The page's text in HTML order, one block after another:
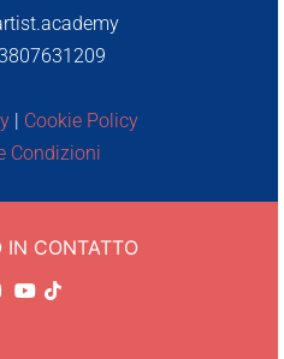
| Cookie Policy
Condizioni
IN CONTATTO